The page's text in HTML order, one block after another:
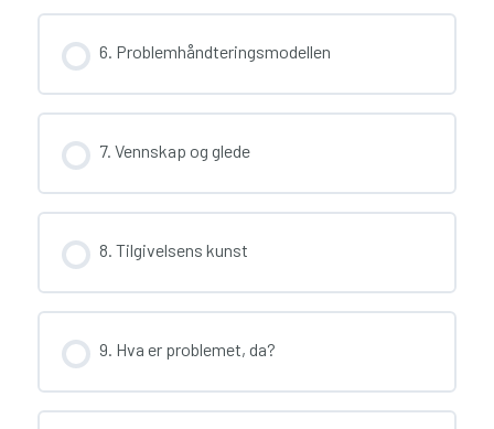
6. Problemhåndteringsmodellen
7. Vennskap og glede
8. Tilgivelsens kunst
9. Hva er problemet, da?